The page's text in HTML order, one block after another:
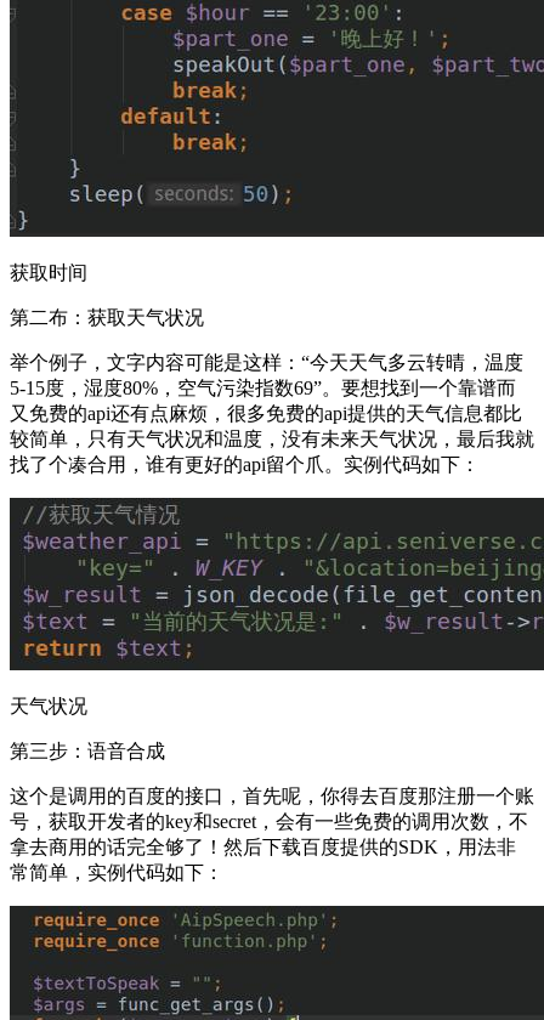
获取时间
第二布：获取天气状况
举个例子，文字内容可能是这样：“今天天气多云转晴，温度
5-15度，湿度80%，空气污染指数69”。要想找到一个靠谱而
又免费的api还有点麻烦，很多免费的api提供的天气信息都比
较简单，只有天气状况和温度，没有未来天气状况，最后我就
找了个凑合用，谁有更好的api留个爪。实例代码如下：
天气状况
第三步：语音合成
这个是调用的百度的接口，首先呢，你得去百度那注册一个账
号，获取开发者的key和secret，会有一些免费的调用次数，不
拿去商用的话完全够了！然后下载百度提供的SDK，用法非
常简单，实例代码如下：